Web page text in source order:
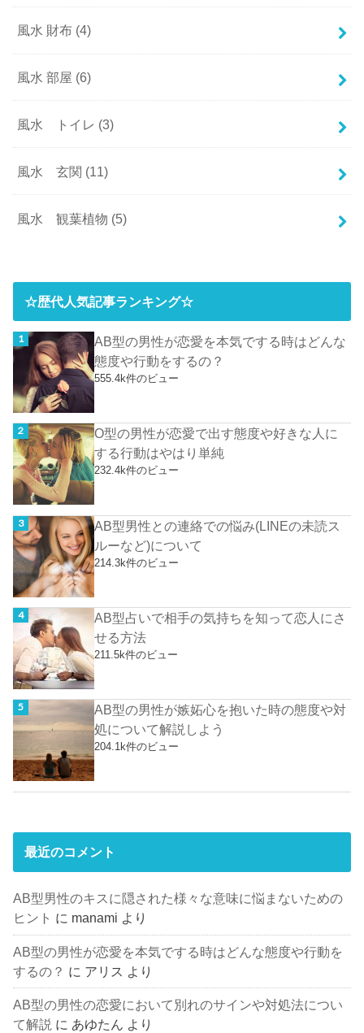
風水 財布 (4)
風水 部屋 (6)
風水 トイレ (3)
風水 玄関 (11)
風水 観葉植物 (5)
☆歴代人気記事ランキング☆
AB型の男性が恋愛を本気でする時はどんな
態度や行動をするの？
555.4k件のビュー
O型の男性が恋愛で出す態度や好きな人に
する行動はやはり単純
232.4k件のビュー
AB型男性との連絡での悩み(LINEの未読ス
ルーなど)について
214.3k件のビュー
AB型占いで相手の気持ちを知って恋人にさ
せる方法
211.5k件のビュー
AB型の男性が嫉妬心を抱いた時の態度や対
処について解説しよう
204.1k件のビュー
最近のコメント
AB型男性のキスに隠された様々な意味に悩まないための
ヒント に manami より
AB型の男性が恋愛を本気でする時はどんな態度や行動を
するの？ に アリス より
AB型の男性の恋愛において別れのサインや対処法につい
て解説 に あゆたん より